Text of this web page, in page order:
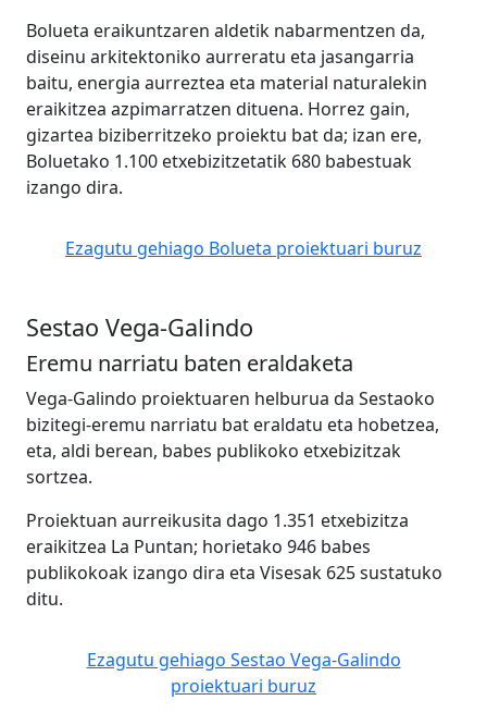
Bolueta eraikuntzaren aldetik nabarmentzen da,
diseinu arkitektoniko aurreratu eta jasangarria
baitu, energia aurreztea eta material naturalekin
eraikitzea azpimarratzen dituena. Horrez gain,
gizartea biziberritzeko proiektu bat da; izan ere,
Boluetako 1.100 etxebizitzetatik 680 babestuak
izango dira.
Ezagutu gehiago Bolueta proiektuari buruz
Sestao Vega-Galindo
Eremu narriatu baten eraldaketa
Vega-Galindo proiektuaren helburua da Sestaoko
bizitegi-eremu narriatu bat eraldatu eta hobetzea,
eta, aldi berean, babes publikoko etxebizitzak
sortzea.
Proiektuan aurreikusita dago 1.351 etxebizitza
eraikitzea La Puntan; horietako 946 babes
publikokoak izango dira eta Visesak 625 sustatuko
ditu.
Ezagutu gehiago Sestao Vega-Galindo
proiektuari buruz